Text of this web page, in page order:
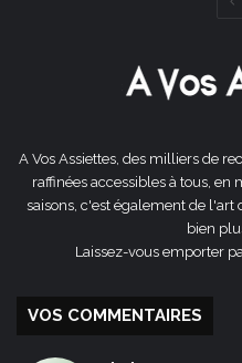
A Vos Assiettes, des milliers de
raffinées accessibles à tous,
saisons, c'est également de l'art
bien
Laissez-vous emporter
VOS COMMENTAIRES